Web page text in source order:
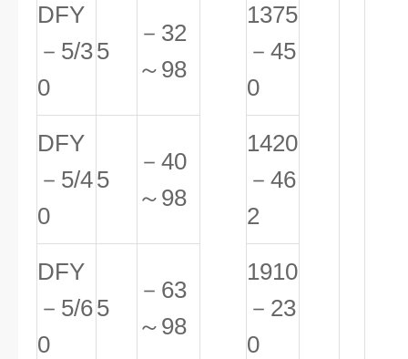
DFY
－5/3
0
5
－32
～98
1375
－45
0
DFY
－5/4
0
5
－40
～98
1420
－46
2
DFY
－5/6
0
5
－63
～98
1910
－23
0